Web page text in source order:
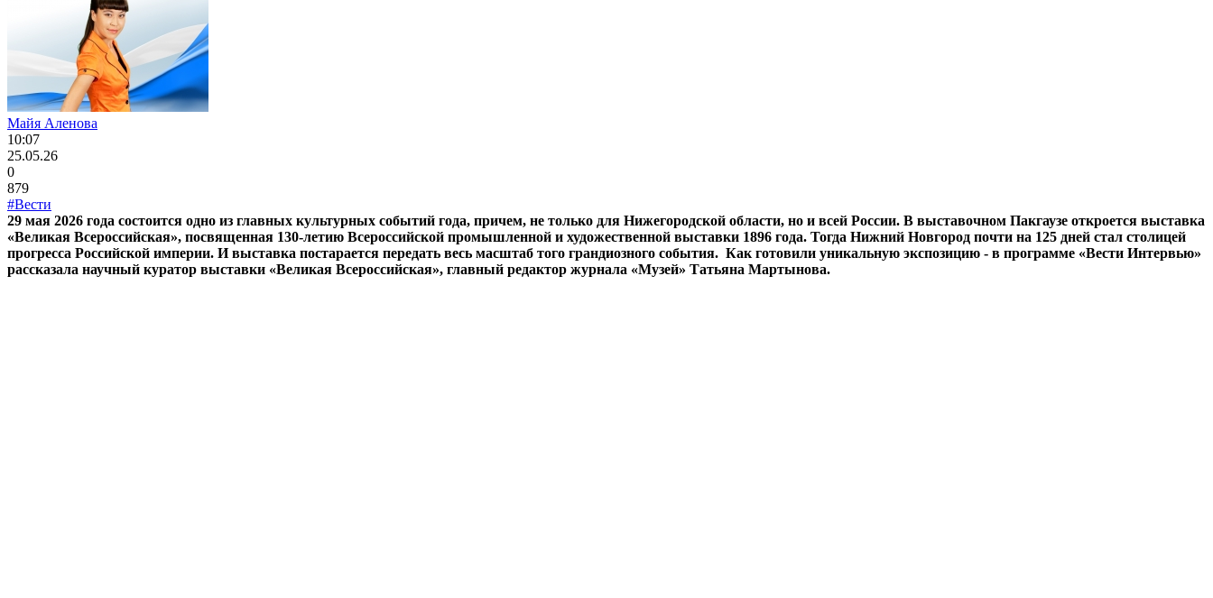
Майя Аленова
10:07
25.05.26
0
879
#Вести
29 мая 2026 года состоится одно из главных культурных событий года, причем, не только для Нижегородской области, но и всей России. В выставочном Пакгаузе откроется выставка
«Великая Всероссийская», посвященная 130-летию Всероссийской промышленной и художественной выставки 1896 года. Тогда Нижний Новгород почти на 125 дней стал столицей
прогресса Российской империи. И выставка постарается передать весь масштаб того грандиозного события. Как готовили уникальную экспозицию - в программе «Вести Интервью»
рассказала научный куратор выставки «Великая Всероссийская», главный редактор журнала «Музей» Татьяна Мартынова.